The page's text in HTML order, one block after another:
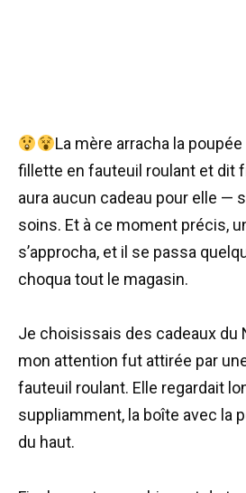
La mère arracha la
fillette en fauteuil roulant et dit
aura aucun cadeau pour elle —
soins. Et à ce moment précis,
s’approcha, et il se passa
choqua tout le magasin.
Je choisissais des cadeaux du
mon attention fut attirée par
fauteuil roulant. Elle regardait
suppliamment, la boîte avec la
du haut.